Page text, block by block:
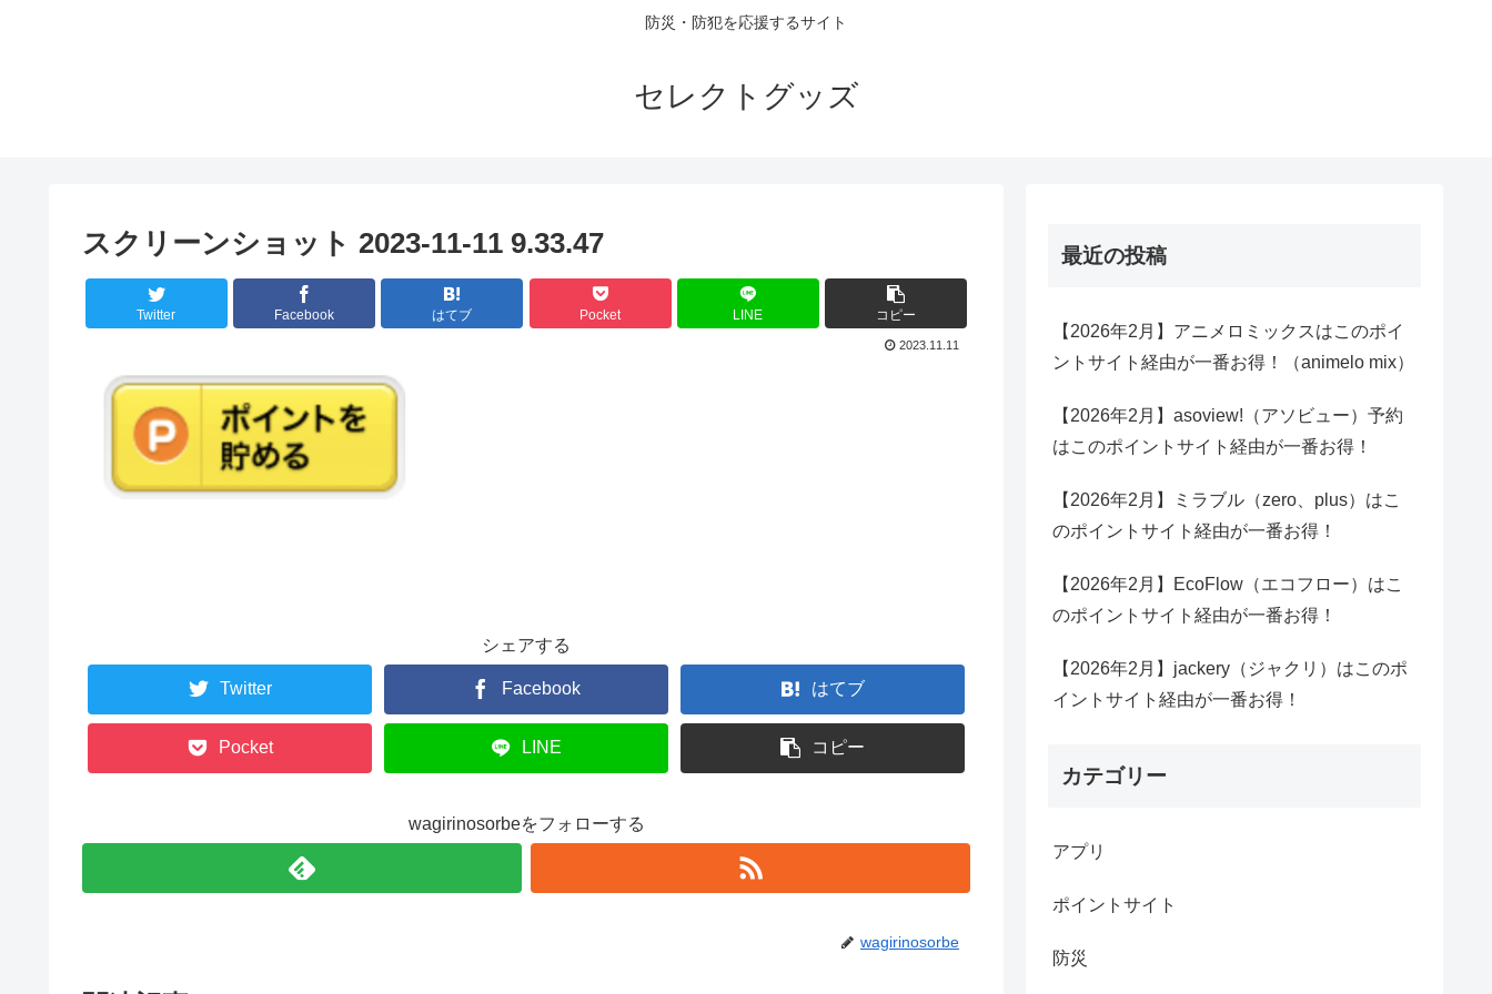
防災・防犯を応援するサイト
セレクトグッズ
スクリーンショット 2023-11-11 9.33.47
Twitter Facebook はてブ Pocket LINE コピー
2023.11.11
シェアする
Twitter Facebook はてブ
Pocket LINE コピー
wagirinosorbeをフォローする
wagirinosorbe
最近の投稿
【2026年2月】アニメロミックスはこのポイ
ントサイト経由が一番お得！（animelo mix）
【2026年2月】asoview!（アソビュー）予約
はこのポイントサイト経由が一番お得！
【2026年2月】ミラブル（zero、plus）はこ
のポイントサイト経由が一番お得！
【2026年2月】EcoFlow（エコフロー）はこ
のポイントサイト経由が一番お得！
【2026年2月】jackery（ジャクリ）はこのポ
イントサイト経由が一番お得！
カテゴリー
アプリ
ポイントサイト
防災